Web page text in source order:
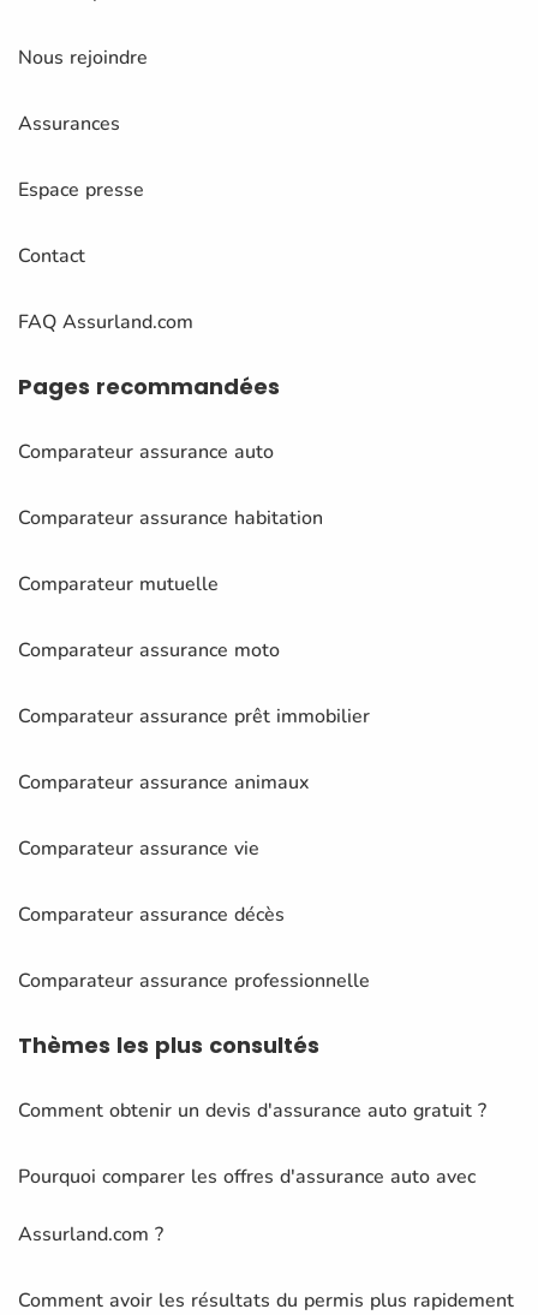
Nous rejoindre
Assurances
Espace presse
Contact
FAQ Assurland.com
Pages recommandées
Comparateur assurance auto
Comparateur assurance habitation
Comparateur mutuelle
Comparateur assurance moto
Comparateur assurance prêt immobilier
Comparateur assurance animaux
Comparateur assurance vie
Comparateur assurance décès
Comparateur assurance professionnelle
Thèmes les plus consultés
Comment obtenir un devis d'assurance auto gratuit ?
Pourquoi comparer les offres d'assurance auto avec
Assurland.com ?
Comment avoir les résultats du permis plus rapidement